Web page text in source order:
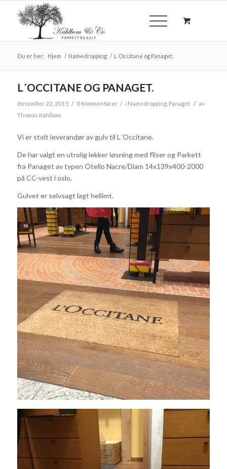
Du er her: Hjem / Namedropping / L´Occitane og Panaget.
L´OCCITANE OG PANAGET.
desember 23, 2015 / 0 Kommentarer / i Namedropping, Panaget / av
Thomas Kahlbom
Vi er stolt leverandør av gulv til L´Occitane.
De har valgt en utrolig lekker løsning med fliser og Parkett
fra Panaget av typen Otello Nacre/Diam 14x139x400-2000
på CC-vest i oslo.
Gulvet er selvsagt lagt hellimt.